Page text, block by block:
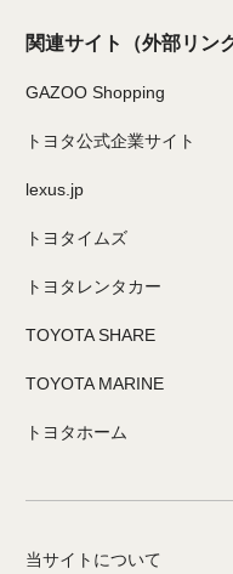
関連サイト （外部リン
GAZOO Shopping
トヨタ公式企業サイト
lexus.jp
トヨタイムズ
トヨタレンタカー
TOYOTA SHARE
TOYOTA MARINE
トヨタホーム
当サイトについて